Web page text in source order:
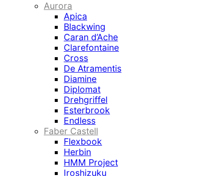
Aurora
Apica
Blackwing
Caran d’Ache
Clarefontaine
Cross
De Atramentis
Diamine
Diplomat
Drehgriffel
Esterbrook
Endless
Faber Castell
Flexbook
Herbin
HMM Project
Iroshizuku